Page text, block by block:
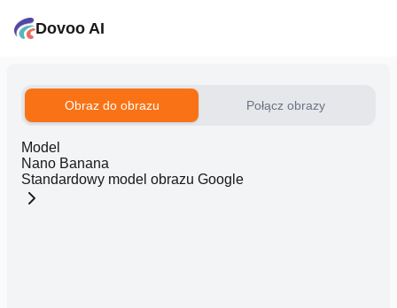
Dovoo AI
Obraz do obrazu Połącz obrazy
Model
Nano Banana
Standardowy model obrazu Google